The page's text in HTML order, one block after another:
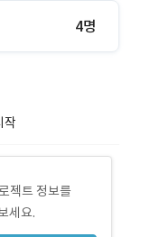
4명
작
젝트 정보를
세요.